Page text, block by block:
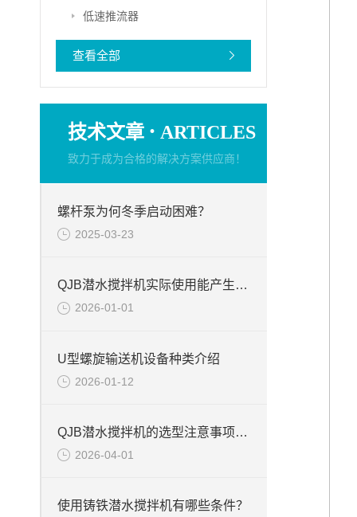
低速推流器
查看全部
技术文章 · ARTICLES
致力于成为合格的解决方案供应商！
螺杆泵为何冬季启动困难？
2025-03-23
QJB潜水搅拌机实际使用能产生的作用
2026-01-01
U型螺旋输送机设备种类介绍
2026-01-12
QJB潜水搅拌机的选型注意事项周知
2026-04-01
使用铸铁潜水搅拌机有哪些条件？